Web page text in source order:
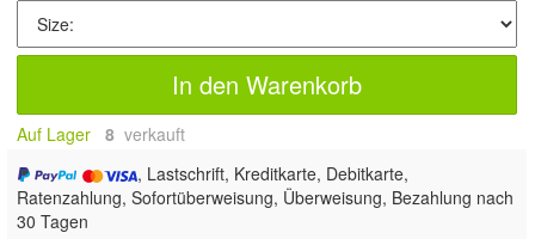
In den Warenkorb
Auf Lager 8 verkauft
, Lastschrift, Kreditkarte, Debitkarte,
Ratenzahlung, Sofortüberweisung, Überweisung, Bezahlung nach
30 Tagen